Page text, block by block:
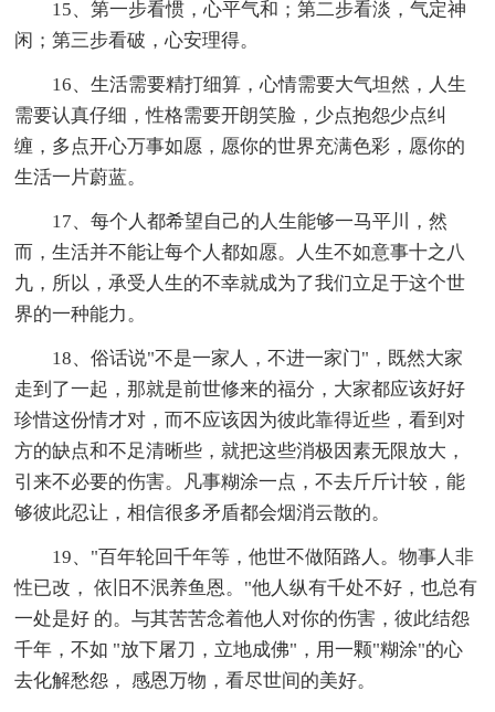
15、第一步看惯，心平气和；第二步看淡，气定神
闲；第三步看破，心安理得。
16、生活需要精打细算，心情需要大气坦然，人生
需要认真仔细，性格需要开朗笑脸，少点抱怨少点纠
缠，多点开心万事如愿，愿你的世界充满色彩，愿你的
生活一片蔚蓝。
17、每个人都希望自己的人生能够一马平川，然
而，生活并不能让每个人都如愿。人生不如意事十之八
九，所以，承受人生的不幸就成为了我们立足于这个世
界的一种能力。
18、俗话说"不是一家人，不进一家门"，既然大家
走到了一起，那就是前世修来的福分，大家都应该好好
珍惜这份情才对，而不应该因为彼此靠得近些，看到对
方的缺点和不足清晰些，就把这些消极因素无限放大，
引来不必要的伤害。凡事糊涂一点，不去斤斤计较，能
够彼此忍让，相信很多矛盾都会烟消云散的。
19、"百年轮回千年等，他世不做陌路人。物事人非
性已改， 依旧不泯养鱼恩。"他人纵有千处不好，也总有
一处是好 的。与其苦苦念着他人对你的伤害，彼此结怨
千年，不如 "放下屠刀，立地成佛"，用一颗"糊涂"的心
去化解愁怨， 感恩万物，看尽世间的美好。